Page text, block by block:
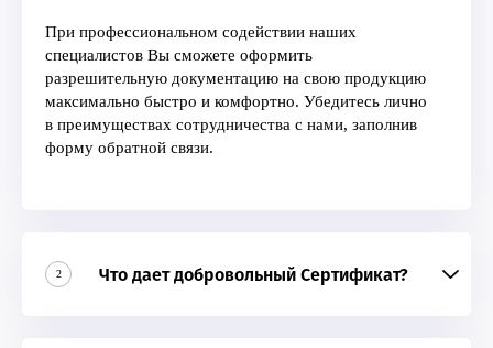
При профессиональном содействии наших
специалистов Вы сможете оформить
разрешительную документацию на свою продукцию
максимально быстро и комфортно. Убедитесь лично
в преимуществах сотрудничества с нами, заполнив
форму обратной связи.
2 Что дает добровольный Сертификат?